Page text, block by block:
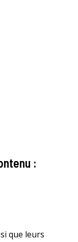
:
que leurs